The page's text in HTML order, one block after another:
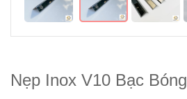
Nẹp Inox V10 Bạc Bóng